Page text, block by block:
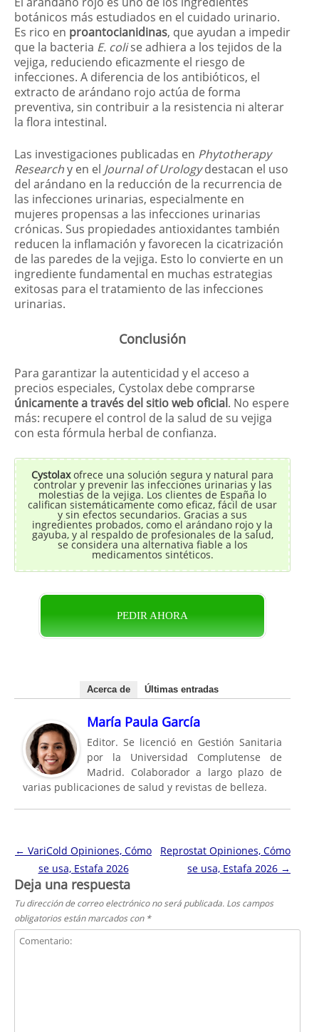
botánicos más estudiados en el cuidado urinario.
Es rico en proantocianidinas, que ayudan a impedir
que la bacteria E. colise adhiera a los tejidos de la
vejiga, reduciendo eficazmente el riesgo de
infecciones. A diferencia de los antibióticos, el
extracto de arándano rojo actúa de forma
preventiva, sin contribuir a la resistencia ni alterar
la flora intestinal.
Las investigaciones publicadas en Phytotherapy
Researchy en el Journal of Urologydestacan el uso
del arándano en la reducción de la recurrencia de
las infecciones urinarias, especialmente en
mujeres propensas a las infecciones urinarias
crónicas. Sus propiedades antioxidantes también
reducen la inflamación y favorecen la cicatrización
de las paredes de la vejiga. Esto lo convierte en un
ingrediente fundamental en muchas estrategias
exitosas para el tratamiento de las infecciones
urinarias.
Conclusión
Para garantizar la autenticidad y el acceso a
precios especiales, Cystolax debe comprarse
únicamente a través del sitio web oficial. No espere
más: recupere el control de la salud de su vejiga
con esta fórmula herbal de confianza.
Cystolaxofrece una solución segura y natural para
controlar y prevenir las infecciones urinarias y las
molestias de la vejiga. Los clientes de España lo
califican sistemáticamente como eficaz, fácil de usar
y sin efectos secundarios. Gracias a sus
ingredientes probados, como el arándano rojo y la
gayuba, y al respaldo de profesionales de la salud,
se considera una alternativa fiable a los
medicamentos sintéticos.
PEDIR AHORA
Acerca de Últimas entradas
María Paula García
Editor. Se licenció en Gestión Sanitaria
por la Universidad Complutense de
Madrid. Colaborador a largo plazo de
varias publicaciones de salud y revistas de belleza.
Navegación de entradas
← VariCold Opiniones, Cómo
se usa, Estafa 2026
Reprostat Opiniones, Cómo
se usa, Estafa 2026 →
Deja una respuesta
Tu dirección de correo electrónico no será publicada. Los campos
obligatorios están marcados con *